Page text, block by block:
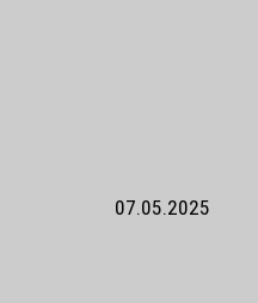
07.05.2025